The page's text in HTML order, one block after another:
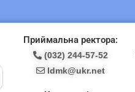
Приймальна ректора:
(032) 244-57-52
ldmk@ukr.net